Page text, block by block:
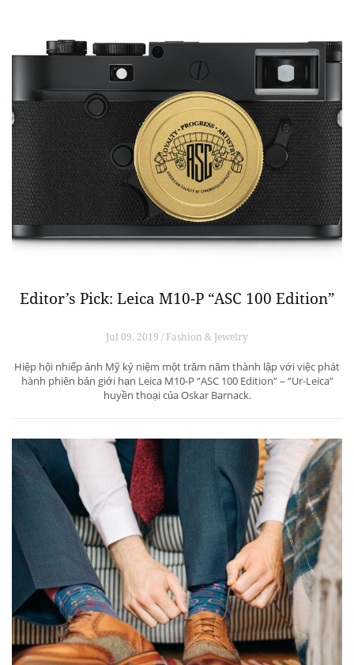
Editor’s Pick: Leica M10-P “ASC 100 Edition”
Jul 09, 2019 / Fashion & Jewelry
Hiệp hội nhiếp ảnh Mỹ kỷ niệm một trăm năm thành lập với việc phát
hành phiên bản giới hạn Leica M10-P “ASC 100 Edition” – “Ur-Leica”
huyền thoại của Oskar Barnack.